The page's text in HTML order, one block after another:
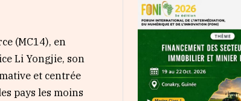
(MC14), en
Li Yongjie, son
et centrée
pays les moins